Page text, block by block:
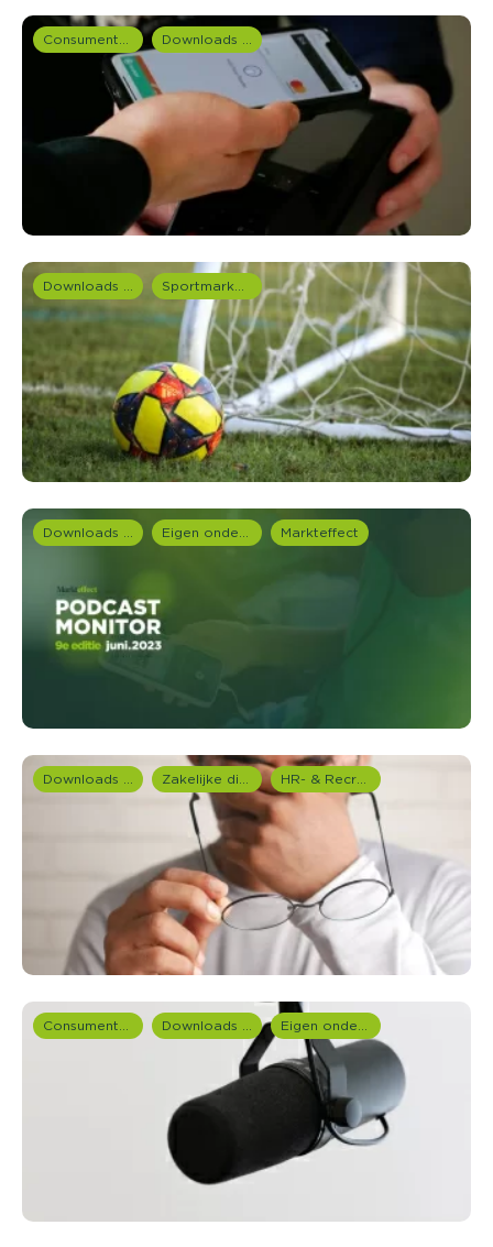
Consumentenonderzoek Downloads en rapportages
Downloads en rapportages Sportmarketing onderzoek
Downloads en rapportages Eigen onderzoeken Markteffect
Downloads en rapportages Zakelijke dienstverlening (B2B) HR- & Recruitment onderzoek
Consumentenonderzoek Downloads en rapportages Eigen onderzoeken